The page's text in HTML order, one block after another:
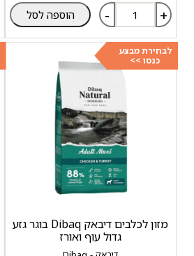
- + הוספה לסל
לבחירת מבצע
כנסו >>
מזון לכלבים דיבאק Dibaq בוגר גזע
גדול עוף ואורז